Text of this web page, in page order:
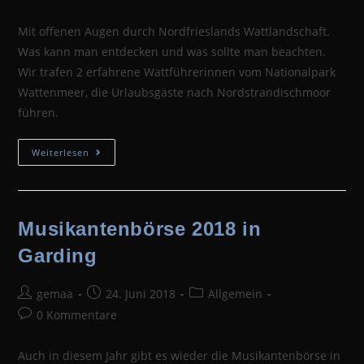
Mit offenen Augen durch Nordfrieslands Wattlandschaft.
Was kann man entdecken und was sollte man beachten.
Wir trafen 2 erfahrene Wattführerinnen vom Nationalpark
Wattenmeer, die Urlaubsgäste nach Nordstrandischmoor
führen.
Weiterlesen Wattwandern
Nach
Musikantenbörse 2018 in
Garding
Beitrags-
Autor:
gemaa
Beitrag
veröffentlicht:
24. Juni 2018
Beitrags-
Allgemein
Beitrags-
0 Kommentare
Auch in diesem Jahr gibt es wieder die Musikantenbörse in